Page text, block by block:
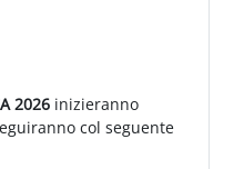
2026 inizieranno
col seguente